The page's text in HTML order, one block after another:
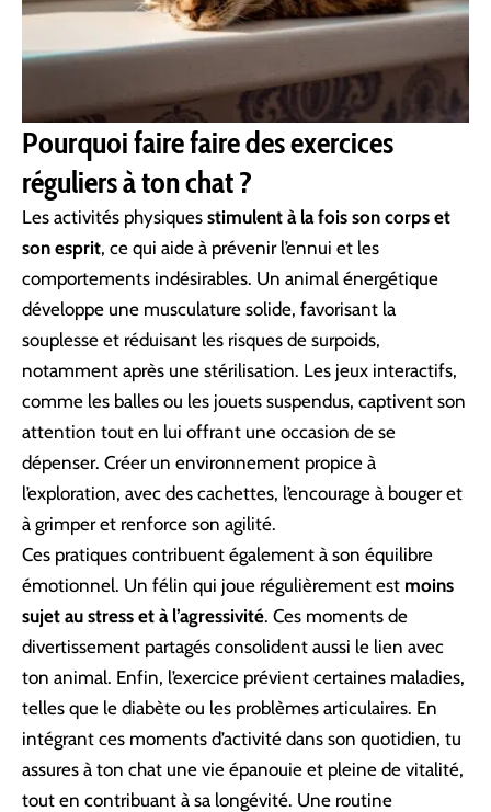
Pourquoi faire faire des exercices
réguliers à ton chat ?
Les activités physiques stimulent à la fois son corps et
son esprit, ce qui aide à prévenir l’ennui et les
comportements indésirables. Un animal énergétique
développe une musculature solide, favorisant la
souplesse et réduisant les risques de surpoids,
notamment après une stérilisation. Les jeux interactifs,
comme les balles ou les jouets suspendus, captivent son
attention tout en lui offrant une occasion de se
dépenser. Créer un environnement propice à
l’exploration, avec des cachettes, l’encourage à bouger et
à grimper et renforce son agilité.
Ces pratiques contribuent également à son équilibre
émotionnel. Un félin qui joue régulièrement est moins
sujet au stress et à l’agressivité. Ces moments de
divertissement partagés consolident aussi le lien avec
ton animal. Enfin, l’exercice prévient certaines maladies,
telles que le diabète ou les problèmes articulaires. En
intégrant ces moments d’activité dans son quotidien, tu
assures à ton chat une vie épanouie et pleine de vitalité,
tout en contribuant à sa longévité. Une routine